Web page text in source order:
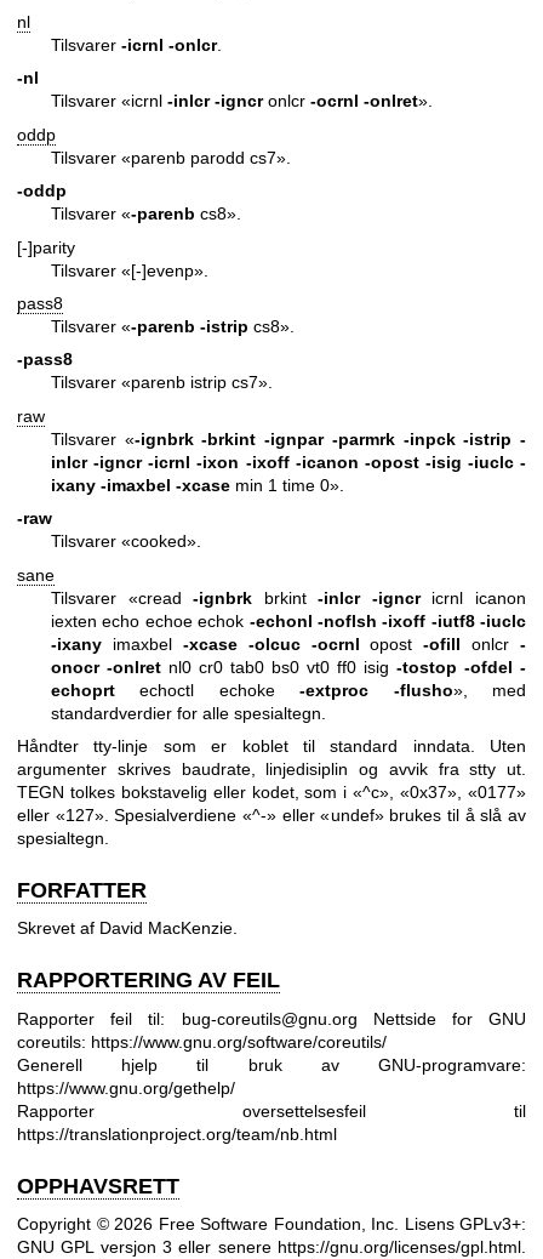
nl
Tilsvarer -icrnl -onlcr.
-nl
Tilsvarer «icrnl -inlcr -igncronlcr -ocrnl -onlret».
oddp
Tilsvarer «parenb parodd cs7».
-oddp
Tilsvarer «-parenb cs8».
[-]parity
Tilsvarer «[-]evenp».
pass8
Tilsvarer «-parenb -istrip cs8».
-pass8
Tilsvarer «parenb istrip cs7».
raw
Tilsvarer «-ignbrk -brkint -ignpar -parmrk -inpck -istrip -
inlcr -igncr -icrnl -ixon -ixoff -icanon -opost -isig -iuclc -
ixany -imaxbel -xcase min 1 time 0».
-raw
Tilsvarer «cooked».
sane
Tilsvarer «cread-ignbrk brkint-inlcr -igncricrnl icanon
iexten echo echoe echok -echonl -noflsh -ixoff -iutf8 -iuclc
-ixany imaxbel -xcase -olcuc -ocrnl opost-ofill onlcr -
onocr -onlret nl0 cr0 tab0 bs0 vt0 ff0 isig -tostop -ofdel -
echoprt echoctl echoke-extproc -flusho», med
standardverdier for alle spesialtegn.
Håndter tty-linje som er koblet til standard inndata. Uten
argumenter skrives baudrate, linjedisiplin og avvik fra stty ut.
TEGN tolkes bokstavelig eller kodet, som i «^c», «0x37», «0177»
eller «127». Spesialverdiene «^-» eller «undef» brukes til å slå av
spesialtegn.
FORFATTER
Skrevet af David MacKenzie.
RAPPORTERING AV FEIL
Rapporter feil til: bug-coreutils@gnu.org Nettside for GNU
coreutils: https://www.gnu.org/software/coreutils/
Generell hjelp til bruk av GNU-programvare:
https://www.gnu.org/gethelp/
Rapporter oversettelsesfeil til
https://translationproject.org/team/nb.html
OPPHAVSRETT
Copyright © 2026 Free Software Foundation, Inc. Lisens GPLv3+:
GNU GPL versjon 3 eller senere https://gnu.org/licenses/gpl.html.